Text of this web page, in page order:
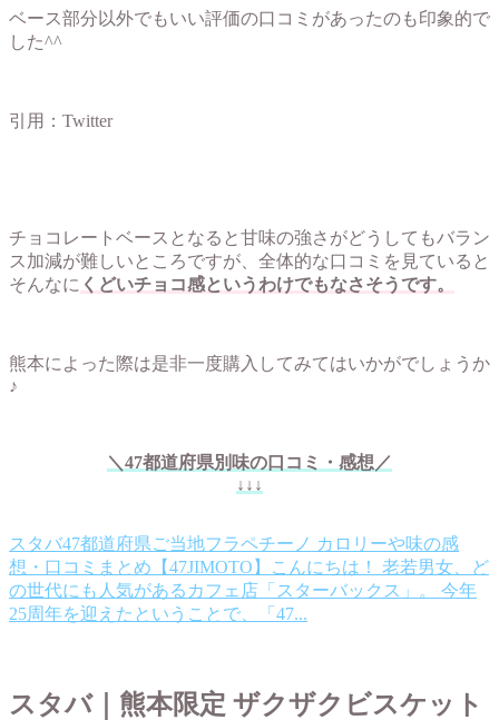
ベース部分以外でもいい評価の口コミがあったのも印象的で
した^^
引用：Twitter
チョコレートベースとなると甘味の強さがどうしてもバラン
ス加減が難しいところですが、全体的な口コミを見ていると
そんなに くどいチョコ感というわけでもなさそうです。
熊本によった際は是非一度購入してみてはいかがでしょうか
♪
＼47都道府県別味の口コミ・感想／
↓↓↓
スタバ47都道府県ご当地フラペチーノ カロリーや味の感
想・口コミまとめ【47JIMOTO】
こんにちは！ 老若男女、ど
の世代にも人気があるカフェ店「スターバックス」。 今年
25周年を迎えたということで、「47...
スタバ｜熊本限定 ザクザクビスケット